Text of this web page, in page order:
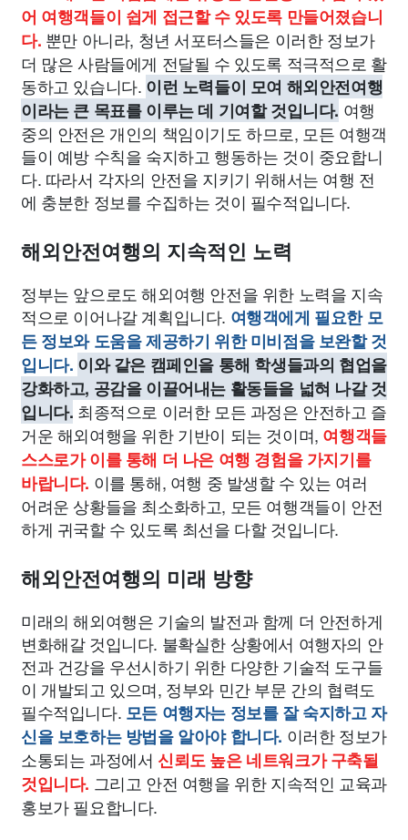
어 여행객들이 쉽게 접근할 수 있도록 만들어졌습니
다. 뿐만 아니라, 청년 서포터스들은 이러한 정보가
더 많은 사람들에게 전달될 수 있도록 적극적으로 활
동하고 있습니다. 이런 노력들이 모여 해외안전여행
이라는 큰 목표를 이루는 데 기여할 것입니다. 여행
중의 안전은 개인의 책임이기도 하므로, 모든 여행객
들이 예방 수칙을 숙지하고 행동하는 것이 중요합니
다. 따라서 각자의 안전을 지키기 위해서는 여행 전
에 충분한 정보를 수집하는 것이 필수적입니다.
해외안전여행의 지속적인 노력
정부는 앞으로도 해외여행 안전을 위한 노력을 지속
적으로 이어나갈 계획입니다. 여행객에게 필요한 모
든 정보와 도움을 제공하기 위한 미비점을 보완할 것
입니다. 이와 같은 캠페인을 통해 학생들과의 협업을
강화하고, 공감을 이끌어내는 활동들을 넓혀 나갈 것
입니다. 최종적으로 이러한 모든 과정은 안전하고 즐
거운 해외여행을 위한 기반이 되는 것이며, 여행객들
스스로가 이를 통해 더 나은 여행 경험을 가지기를
바랍니다. 이를 통해, 여행 중 발생할 수 있는 여러
어려운 상황들을 최소화하고, 모든 여행객들이 안전
하게 귀국할 수 있도록 최선을 다할 것입니다.
해외안전여행의 미래 방향
미래의 해외여행은 기술의 발전과 함께 더 안전하게
변화해갈 것입니다. 불확실한 상황에서 여행자의 안
전과 건강을 우선시하기 위한 다양한 기술적 도구들
이 개발되고 있으며, 정부와 민간 부문 간의 협력도
필수적입니다. 모든 여행자는 정보를 잘 숙지하고 자
신을 보호하는 방법을 알아야 합니다. 이러한 정보가
소통되는 과정에서 신뢰도 높은 네트워크가 구축될
것입니다. 그리고 안전 여행을 위한 지속적인 교육과
홍보가 필요합니다.